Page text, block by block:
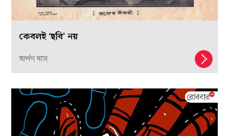
কেবলই ‘ছবি’ নয়
অর্পণ দাস